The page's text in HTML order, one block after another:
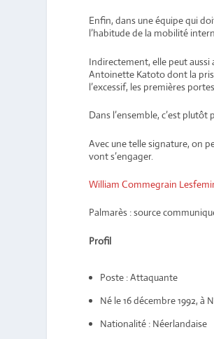
Enfin, dans une équipe qui
l’habitude de la mobilité
Indirectement, elle peut
Antoinette Katoto dont la
l’excessif, les premières
Dans l’ensemble, c’est plutôt
Avec une telle signature, on
vont s’engager.
William Commegrain
Palmarès : source
Profil
Poste : Attaquante
Né le 16 décembre 1992, à
Nationalité : Néerlandaise